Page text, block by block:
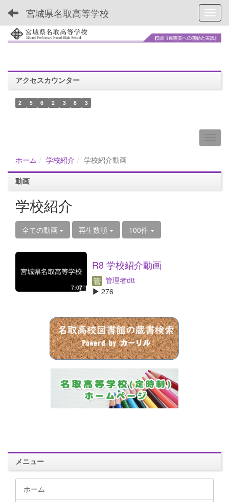
宮城県名取高等学校
アクセスカウンター
2 5 6 2 3 8 3
ホーム 学校紹介 学校紹介動画
動画
学校紹介
全ての動画 再生数順 100件
7:07
R8 学校紹介動画
管理者dtt
276
メニュー
ホーム